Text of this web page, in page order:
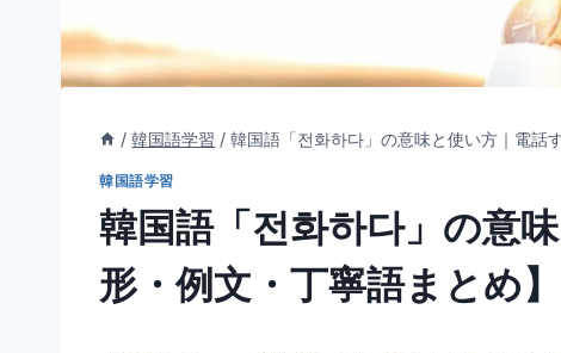
/ 韓国語学習 / 韓国語「전화하다」の意味と使い方｜電話
韓国語学習
韓国語「전화하다」の意
形・例文・丁寧語まとめ】